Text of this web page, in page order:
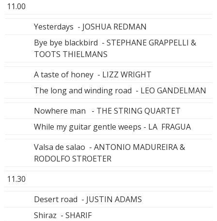
11.00
Yesterdays - JOSHUA REDMAN
Bye bye blackbird - STEPHANE GRAPPELLI &
TOOTS THIELMANS
A taste of honey - LIZZ WRIGHT
The long and winding road - LEO GANDELMAN
Nowhere man - THE STRING QUARTET
While my guitar gentle weeps - LA FRAGUA
Valsa de salao - ANTONIO MADUREIRA &
RODOLFO STROETER
11.30
Desert road - JUSTIN ADAMS
Shiraz - SHARIF